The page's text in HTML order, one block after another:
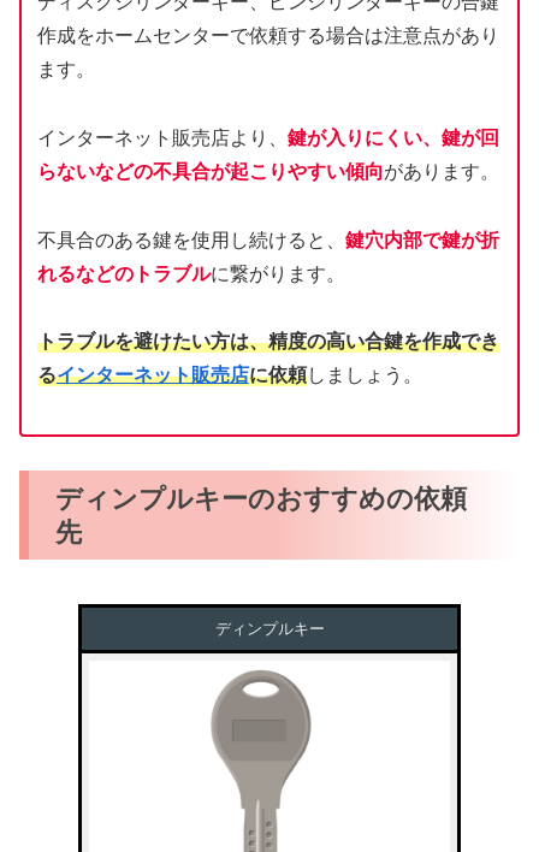
作成をホームセンターで依頼する場合は注意点があり
ます。
インターネット販売店より、 鍵が入りにくい、鍵が回
らないなどの不具合が起こりやすい傾向があります。
不具合のある鍵を使用し続けると、 鍵穴内部で鍵が折
れるなどのトラブルに繋がります。
トラブルを避けたい方は、精度の高い合鍵を作成でき
るインターネット販売店に依頼しましょう。
ディンプルキーのおすすめの依頼
先
ディンプルキー